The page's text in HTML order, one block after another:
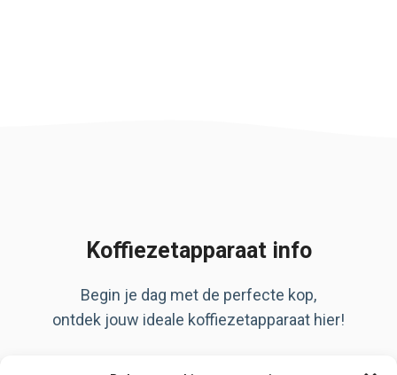
Koffiezetapparaat info
Begin je dag met de perfecte kop,
ontdek jouw ideale koffiezetapparaat hier!